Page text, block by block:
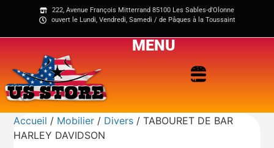
222, Avenue François Mitterrand 85100 Les Sables-d'Olonne
ouvert le Lundi, Vendredi, Samedi / de Pâques à la Toussaint
MENU
Accueil / Mobilier / Divers / TABOURET DE BAR
HARLEY DAVIDSON